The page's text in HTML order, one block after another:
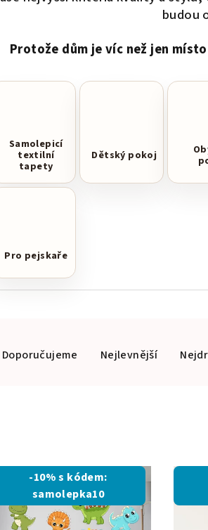
budou
Protože dům je víc než jen
Samolepicí
textilní
tapety
Dětský pokoj
Pro pejskaře
aDoporučujeme Nejlevnější
-10% s kódem:
samolepka10